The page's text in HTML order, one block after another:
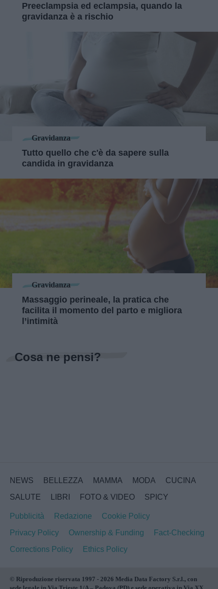
Preeclampsia ed eclampsia, quando la
gravidanza è a rischio
Gravidanza
Tutto quello che c'è da sapere sulla
candida in gravidanza
Gravidanza
Massaggio perineale, la pratica che
facilita il momento del parto e migliora
l’intimità
Cosa ne pensi?
NEWS BELLEZZA MAMMA MODA
CUCINA
SALUTE
LIBRI FOTO & VIDEO SPICY
Pubblicità Redazione
Cookie Policy
Privacy Policy
Ownership & Funding
Fact-Checking
Corrections Policy
Ethics Policy
© Riproduzione riservata 1997 - 2026 Media Data Factory S.r.l., con
sede legale in Via Trieste 1/A – Padova (PD) e sede operativa in Via XX